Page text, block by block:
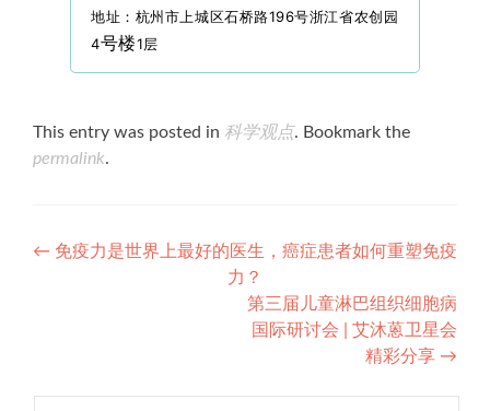
地址：杭州市上城区石桥路196号浙江省农创园
4号楼1层
This entry was posted in 科学观点. Bookmark the
permalink.
Post
← 免疫力是世界上最好的医生，癌症患者如何重塑免疫
力？
第三届儿童淋巴组织细胞病
国际研讨会 | 艾沐蒽卫星会
精彩分享 →